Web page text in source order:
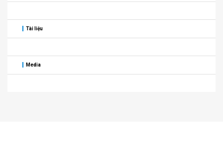
Tài liệu
Media